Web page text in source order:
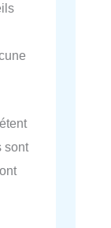
sont